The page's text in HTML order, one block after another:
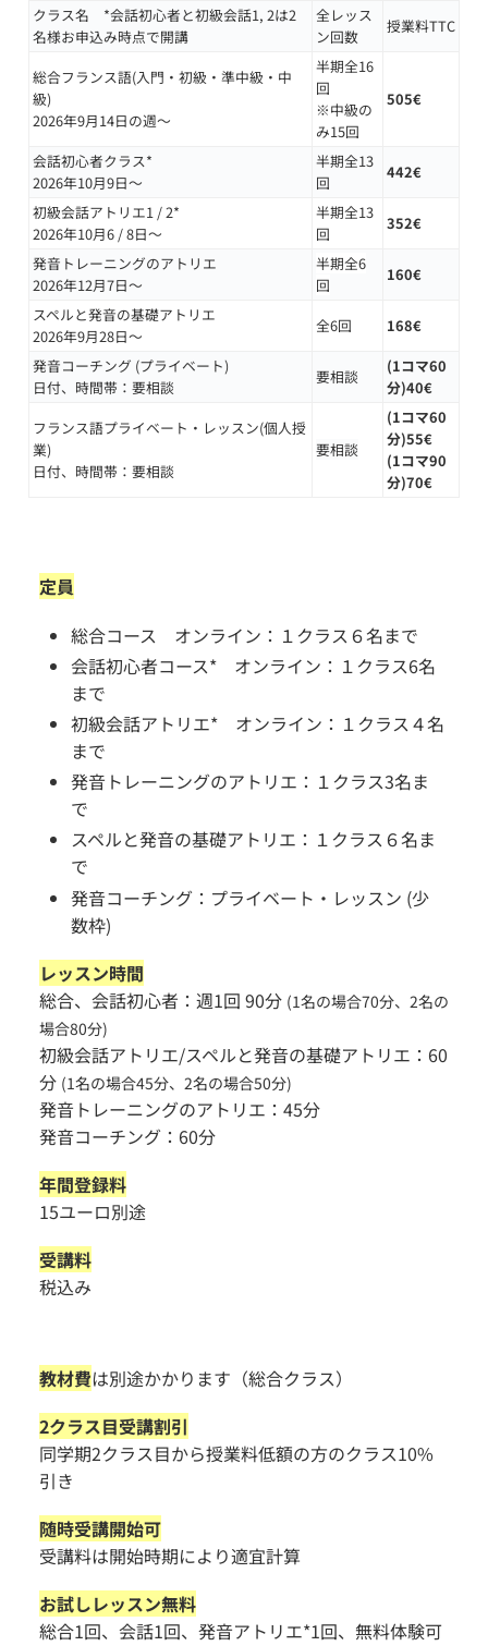
クラス名 *会話初心者と初級会話1, 2は2
名様お申込み時点で開講
全レッス
ン回数
授業料TTC
総合フランス語(入門・初級・準中級・中
級)
2026年9月14日の週～
半期全16
回
※中級の
み15回
505€
会話初心者クラス*
2026年10月9日～
半期全13
回
442€
初級会話アトリエ1 / 2*
2026年10月6 / 8日～
半期全13
回
352€
発音トレーニングのアトリエ
2026年12月7日～
半期全6
回
160€
スペルと発音の基礎アトリエ
2026年9月28日〜
全6回 168€
発音コーチング (プライベート)
日付、時間帯：要相談
要相談
(1コマ60
分)40€
フランス語プライベート・レッスン(個人授
業)
日付、時間帯：要相談
要相談
(1コマ60
分)55€
(1コマ90
分)70€
定員
総合コース オンライン：１クラス６名まで
会話初心者コース* オンライン：１クラス6名
まで
初級会話アトリエ* オンライン：１クラス４名
まで
発音トレーニングのアトリエ：１クラス3名ま
で
スペルと発音の基礎アトリエ：１クラス６名ま
で
発音コーチング：プライベート・レッスン (少
数枠)
レッスン時間
総合、会話初心者：週1回 90分 (1名の場合70分、2名の
場合80分)
初級会話アトリエ/スペルと発音の基礎アトリエ：60
分 (1名の場合45分、2名の場合50分)
発音トレーニングのアトリエ：45分
発音コーチング：60分
年間登録料
15ユーロ別途
受講料
税込み
教材費は別途かかります（総合クラス）
2クラス目受講割引
同学期2クラス目から授業料低額の方のクラス10%
引き
随時受講開始可
受講料は開始時期により適宜計算
お試しレッスン無料
総合1回、会話1回、発音アトリエ*1回、無料体験可